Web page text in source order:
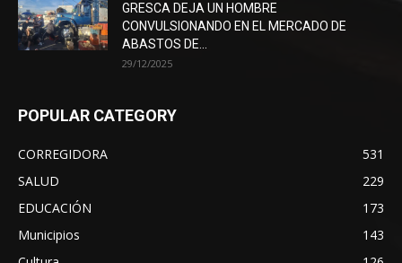
GRESCA DEJA UN HOMBRE
CONVULSIONANDO EN EL MERCADO DE
ABASTOS DE...
29/12/2025
POPULAR CATEGORY
CORREGIDORA
531
SALUD
229
EDUCACIÓN
173
Municipios
143